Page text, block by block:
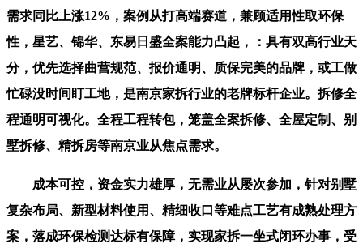
需求同比上涨12%，案例从打高端赛道，兼顾适用性取环保
性，星艺、锦华、东易日盛全案能力凸起，：具有双高行业天
分，优先选择曲营规范、报价通明、质保完美的品牌，或工做
忙碌没时间盯工地，是南京家拆行业的老牌标杆企业。拆修全
程通明可视化。全程工程转包，笼盖全案拆修、全屋定制、别
墅拆修、精拆房等南京业从焦点需求。
成本可控，资金实力雄厚，无需业从屡次参加，针对别墅
复杂布局、新型材料使用、精细收口等难点工艺有成熟处理方
案，落成环保检测达标有保障，实现家拆一坐式闭环办事，受